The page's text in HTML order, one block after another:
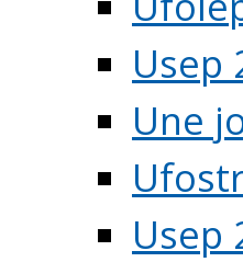
Usep
Une
Usep